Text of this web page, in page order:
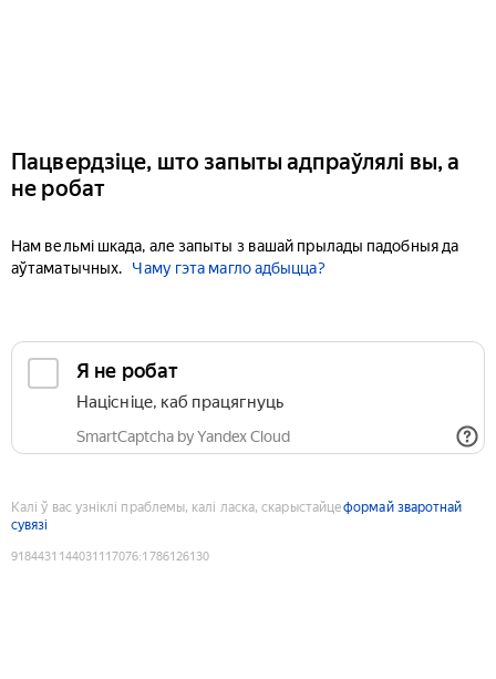
Пацвердзіце, што запыты адпраўлялі вы, а
не робат
Нам вельмі шкада, але запыты з вашай прылады падобныя да
аўтаматычных.
Чаму гэта магло адбыцца?
Я не робат
Націсніце, каб працягнуць
SmartCaptcha by Yandex Cloud
Калі ў вас узніклі праблемы, калі ласка, скарыстайцеформай зваротнай
сувязі
9184431144031117076:1786126130